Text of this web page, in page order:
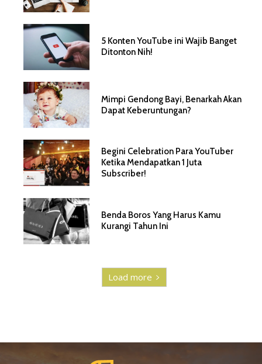
5 Konten YouTube ini Wajib Banget
Ditonton Nih!
Mimpi Gendong Bayi, Benarkah Akan
Dapat Keberuntungan?
Begini Celebration Para YouTuber
Ketika Mendapatkan 1 Juta
Subscriber!
Benda Boros Yang Harus Kamu
Kurangi Tahun Ini
Load more